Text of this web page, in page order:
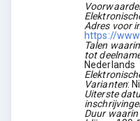
Adres voor
https://
Talen
tot
Nederlands
Varianten:
Uiterste
Duur